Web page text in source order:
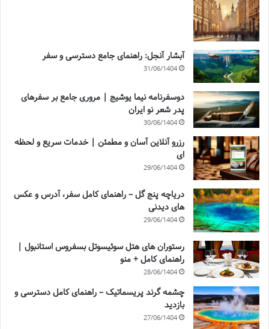
آبشار آنجل: راهنمای جامع دسترسی و سفر
31/06/1404
دوسفرنامه نیما یوشیج | مروری جامع بر سفرهای
پدر شعر نو ایران
30/06/1404
رزرو آنلاین آسان و مطمئن | خدمات سریع و لحظه
ای
29/06/1404
دریاچه پنج گل – راهنمای کامل سفر، آدرس و عکس
های دیدنی
29/06/1404
رستوران های هتل سوئیسوتل بسفروس استانبول |
راهنمای کامل + منو
28/06/1404
چشمه گرند پریسماتیک – راهنمای کامل دسترسی و
بازدید
27/06/1404